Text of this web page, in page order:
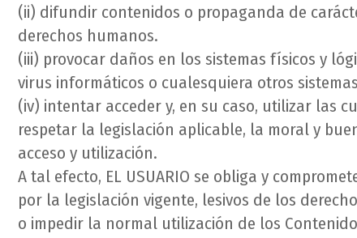
(ii) difundir contenidos o propaganda de
derechos humanos.
(iii) provocar daños en los sistemas físicos y
virus informáticos o cualesquiera otros
(iv) intentar acceder y, en su caso, utilizar las
respetar la legislación aplicable, la moral y
acceso y utilización.
A tal efecto, EL USUARIO se obliga y
por la legislación vigente, lesivos de los
o impedir la normal utilización de los